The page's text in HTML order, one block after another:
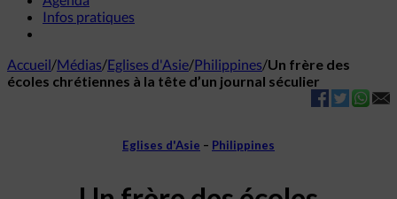
Infos pratiques
Accueil/Médias/Eglises d'Asie/Philippines/Un frère des
écoles chrétiennes à la tête d’un journal séculier
Eglises d'Asie – Philippines